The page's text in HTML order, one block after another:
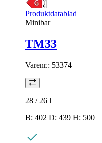
Produktdatablad
Minibar
TM33
Varenr.: 53374
28 / 26 l
B: 402 D: 439 H: 500